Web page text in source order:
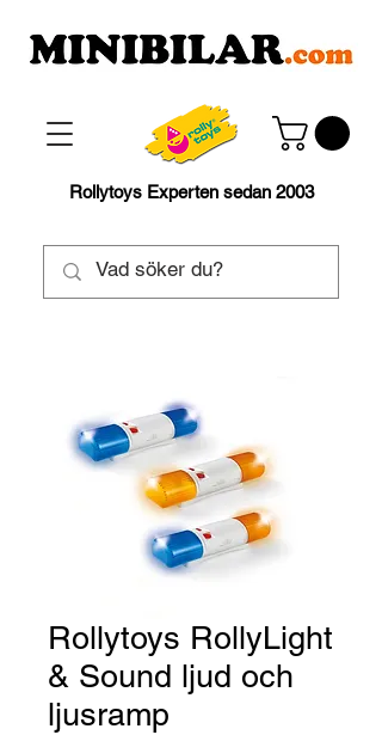
Rollytoys Experten sedan 2003
Rollytoys RollyLight
& Sound ljud och
ljusramp